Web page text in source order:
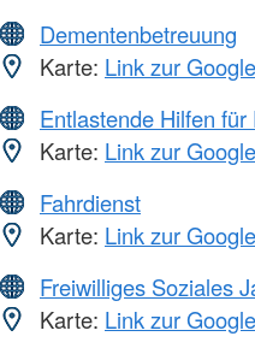
Dementenbetreuung
Karte: Link zur
Entlastende Hilfen für
Karte: Link zur
Fahrdienst
Karte: Link zur
Freiwilliges Soziales
Karte: Link zur